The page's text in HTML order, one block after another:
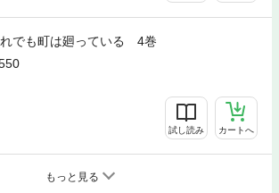
でも町は廻っている 4巻
試し読み カートへ
もっと見る